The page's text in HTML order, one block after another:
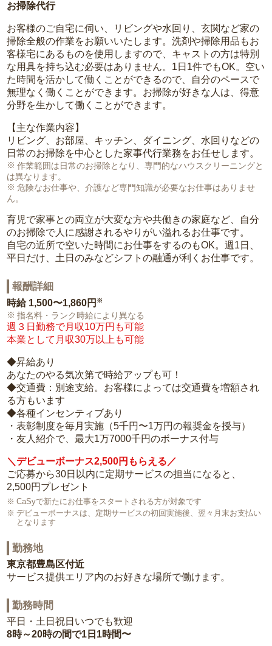
お掃除代行
お客様のご自宅に伺い、リビングや水回り、玄関など家の
掃除全般の作業をお願いいたします。洗剤や掃除用品もお
客様宅にあるものを使用しますので、キャストの方は特別
な用具を持ち込む必要はありません。1日1件でもOK。空い
た時間を活かして働くことができるので、自分のペースで
無理なく働くことができます。お掃除が好きな人は、得意
分野を生かして働くことができます。
【主な作業内容】
リビング、お部屋、キッチン、ダイニング、水回りなどの
日常のお掃除を中心とした家事代行業務をお任せします。
作業範囲は日常のお掃除となり、専門的なハウスクリーニングと
は異なります。
危険なお仕事や、介護など専門知識が必要なお仕事はありませ
ん。
育児で家事との両立が大変な方や共働きの家庭など、自分
のお掃除で人に感謝されるやりがい溢れるお仕事です。
自宅の近所で空いた時間にお仕事をするのもOK。週1日、
平日だけ、土日のみなどシフトの融通が利くお仕事です。
報酬詳細
時給 1,500〜1,860円 ※
指名料・ランク時給により異なる
週３日勤務で月収10万円も可能
本業として月収30万以上も可能
◆昇給あり
あなたのやる気次第で時給アップも可！
◆交通費：別途支給。お客様によっては交通費を増額され
る方もいます
◆各種インセンティブあり
・表彰制度を毎月実施（5千円〜1万円の報奨金を授与）
・友人紹介で、最大1万7000千円のボーナス付与
＼デビューボーナス2,500円もらえる／
ご応募から30日以内に定期サービスの担当になると、
2,500円プレゼント
CaSyで新たにお仕事をスタートされる方が対象です
デビューボーナスは、定期サービスの初回実施後、翌々月末お支払い
となります
勤務地
東京都豊島区付近
サービス提供エリア内のお好きな場所で働けます。
勤務時間
平日・土日祝日いつでも歓迎
8時～20時の間で1日1時間〜